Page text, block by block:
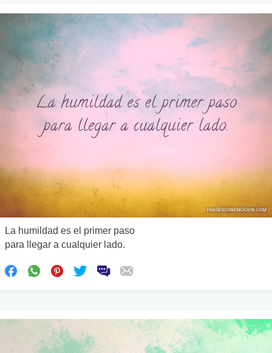
La humildad es el primer paso
para llegar a cualquier lado.